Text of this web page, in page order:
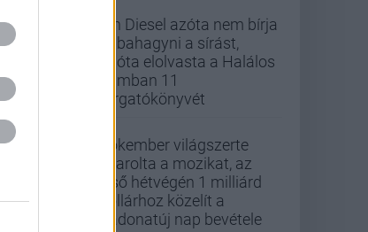
Vin Diesel azóta nem bírja
abbahagyni a sírást,
mióta elolvasta a Halálos
iramban 11
forgatókönyvét
Pókember világszerte
letarolta a mozikat, az
első hétvégén 1 milliárd
dollárhoz közelít a
Vadonatúj nap bevétele